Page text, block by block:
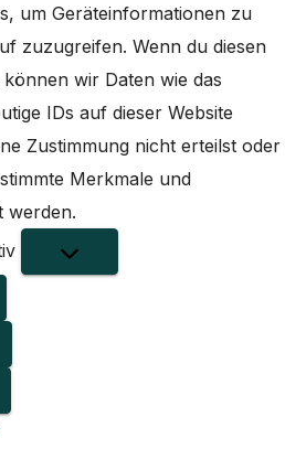
um Geräteinformationen zu
zuzugreifen. Wenn du diesen
wir Daten wie das
IDs auf dieser Website
Zustimmung nicht erteilst oder
Merkmale und
werden.